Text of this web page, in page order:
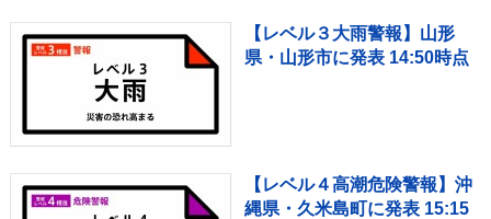
【レベル３大雨警報】山形
県・山形市に発表 14:50時点
【レベル４高潮危険警報】沖
縄県・久米島町に発表 15:15